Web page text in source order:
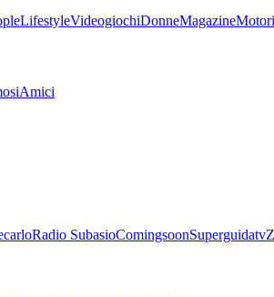
LifestyleVideogiochiDonneMagazineMotori
Amici
Radio SubasioComingsoonSuperguidatv